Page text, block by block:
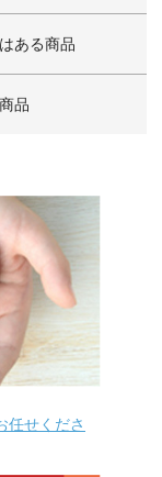
ある商品
品
任せくださ